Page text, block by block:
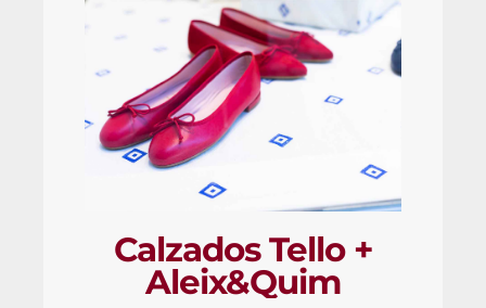
Calzados Tello +
Aleix&Quim